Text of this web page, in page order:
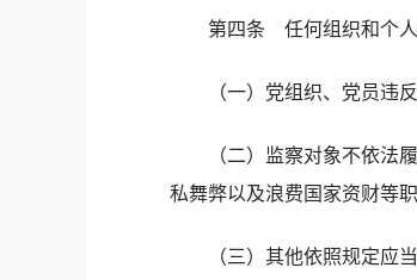
第四条 任何组织和个人对
（一）党组织、党员违反
（二）监察对象不依法履
私舞弊以及浪费国家资财等
（三）其他依照规定应当